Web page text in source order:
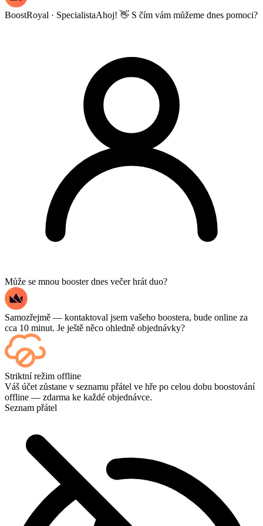
BoostRoyal · SpecialistaAhoj! 👋 S čím vám můžeme dnes pomoci?
Může se mnou booster dnes večer hrát duo?
Samozřejmě — kontaktoval jsem vašeho boostera, bude online za
cca 10 minut. Je ještě něco ohledně objednávky?
Ano – každý zápas se po dokončení zobrazí na vašem ovládacím
panelu, a pokud chcete sledovat samotné hry, přidejte si při placení
možnost Streaming.
Striktní režim offline
Váš účet zůstane v seznamu přátel ve hře po celou dobu boostování
offline — zdarma ke každé objednávce.
Seznam přátel